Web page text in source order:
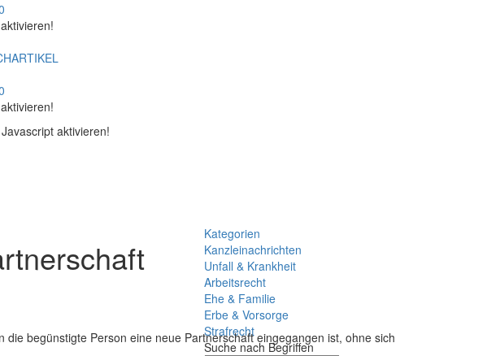
aktivieren!
Kategorien
Kanzleinachrichten
Unfall & Krankheit
Arbeitsrecht
Ehe & Familie
Erbe & Vorsorge
Strafrecht
Suche nach Begriffen
begünstigte Person eine neue Partnerschaft eingegangen ist, ohne sich